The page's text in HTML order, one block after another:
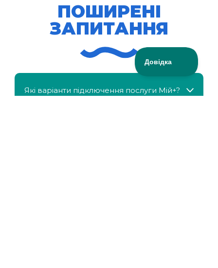
ПОШИРЕНІ
ЗАПИТАННЯ
Які варіанти підключення послуги Мій+?